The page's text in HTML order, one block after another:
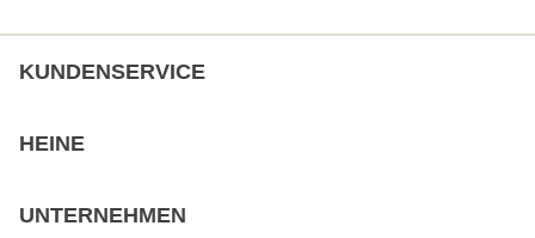
KUNDENSERVICE
HEINE
UNTERNEHMEN